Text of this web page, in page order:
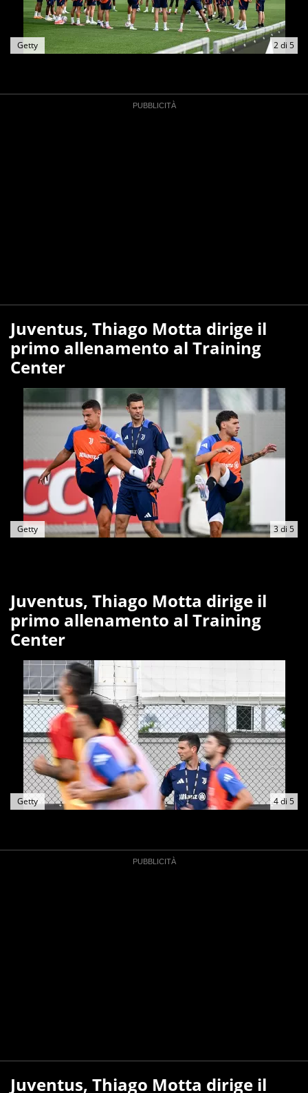
2di 5
Getty
Juventus, Thiago Motta dirige il
primo allenamento al Training
Center
3di 5
Getty
Juventus, Thiago Motta dirige il
primo allenamento al Training
Center
4di 5
Getty
Juventus, Thiago Motta dirige il